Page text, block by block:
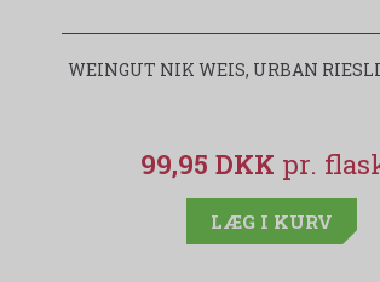
WEINGUT NIK WEIS, URBAN
99,95 DKK
LÆG I KURV